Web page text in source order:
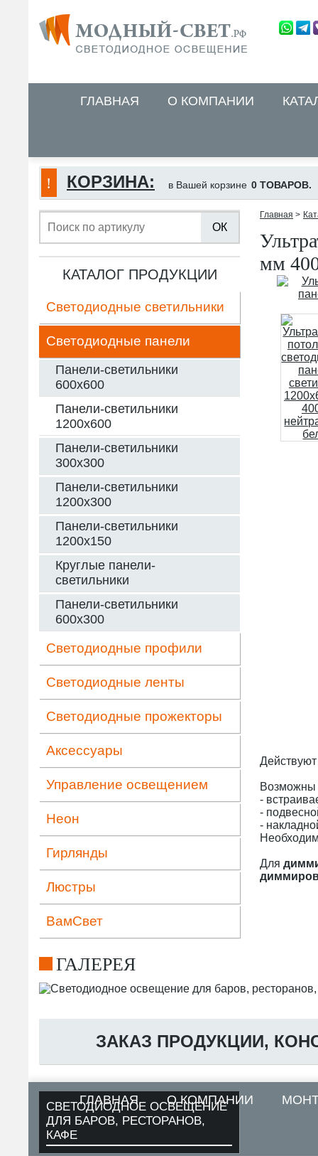
ГЛАВНАЯ О КОМПАНИИ
КОРЗИНА: в Вашей корзине 0 ТОВАРОВ.
ОК
КАТАЛОГ ПРОДУКЦИИ
Светодиодные светильники
Светодиодные панели
Панели-светильники
600х600
Панели-светильники
1200х600
Панели-светильники
300х300
Панели-светильники
1200х300
Панели-светильники
1200х150
Круглые панели-
светильники
Панели-светильники
600х300
Светодиодные профили
Светодиодные ленты
Светодиодные прожекторы
Аксессуары
Управление освещением
Неон
Гирлянды
Люстры
ВамСвет
Главная >
мм
-
-
-
Для
ГАЛЕРЕЯ
СВЕТОДИОДНОЕ ОСВЕЩЕНИЕ
ДЛЯ БАРОВ, РЕСТОРАНОВ,
КАФЕ
ЗАКАЗ ПРОДУКЦИИ,
ГЛАВНАЯ О КОМПАНИИ